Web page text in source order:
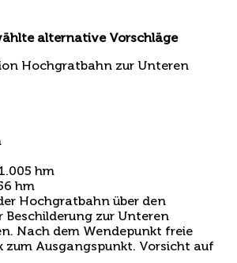
alternative Vorschläge
Hochgratbahn zur Unteren
1.005 hm
hm
Hochgratbahn über den
Beschilderung zur Unteren
Nach dem Wendepunkt freie
zum Ausgangspunkt. Vorsicht auf